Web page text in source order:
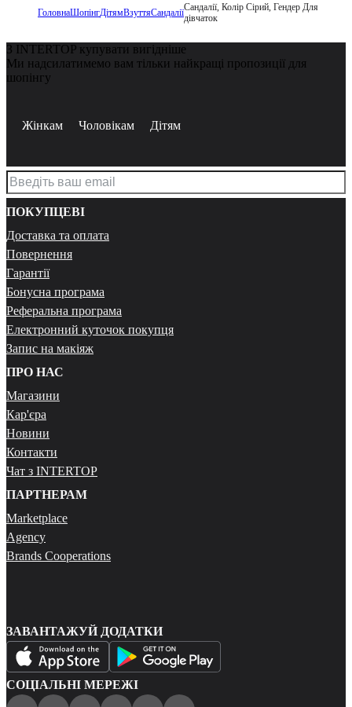
ГоловнаШопінгДітямВзуттяСандаліїСандалії, Колір Сірий, Гендер Для
дівчаток
З INTERTOP купувати вигідніше
Ми надсилатимемо вам тільки найкращі пропозиції для
шопінгу
Жінкам Чоловікам Дітям
ПОКУПЦЕВІ
Доставка та оплата
Повернення
Гарантії
Бонусна програма
Реферальна програма
Електронний куточок покупця
Запис на макіяж
ПРО НАС
Магазини
Кар'єра
Новини
Контакти
Чат з INTERTOP
ПАРТНЕРАМ
Marketplace
Agency
Brands Cooperations
ЗАВАНТАЖУЙ ДОДАТКИ
СОЦІАЛЬНІ МЕРЕЖІ